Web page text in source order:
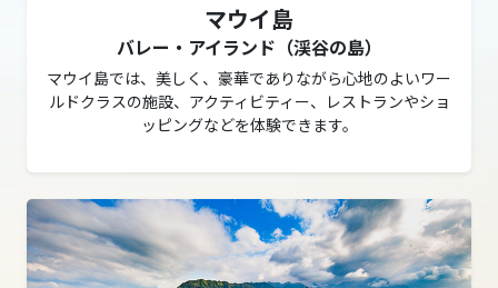
マウイ島
バレー・アイランド（渓谷の島）
マウイ島では、美しく、豪華でありながら心地のよいワー
ルドクラスの施設、アクティビティー、レストランやショ
ッピングなどを体験できます。